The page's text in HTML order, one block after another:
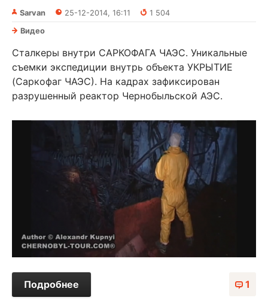
Sarvan 25-12-2014, 16:11
1 504
Видео
Сталкеры внутри САРКОФАГА ЧАЭС. Уникальные
съемки экспедиции внутрь объекта УКРЫТИЕ
(Саркофаг ЧАЭС). На кадрах зафиксирован
разрушенный реактор Чернобыльской АЭС.
1
Подробнее